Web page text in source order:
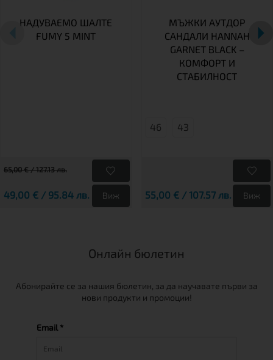
НАДУВАЕМО ШАЛТЕ
FUMY 5 MINT
65,00 € / 127.13 лв.
49,00 € / 95.84 лв. Виж
МЪЖКИ АУТДОР
САНДАЛИ HANNAH
GARNET BLACK –
КОМФОРТ И
СТАБИЛНОСТ
46 43
55,00 € / 107.57 лв. Виж
Онлайн бюлетин
Абонирайте се за нашия бюлетин, за да научавате първи за
нови продукти и промоции!
Email *